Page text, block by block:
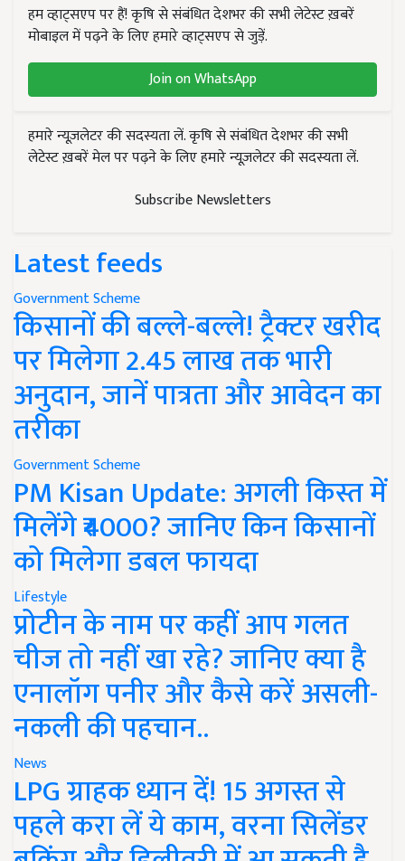
हम व्हाट्सएप पर हैं! कृषि से संबंधित देशभर की सभी लेटेस्ट ख़बरें
मोबाइल में पढ़ने के लिए हमारे व्हाट्सएप से जुड़ें.
Join on WhatsApp
हमारे न्यूज़लेटर की सदस्यता लें. कृषि से संबंधित देशभर की सभी
लेटेस्ट ख़बरें मेल पर पढ़ने के लिए हमारे न्यूज़लेटर की सदस्यता लें.
Subscribe Newsletters
Latest feeds
Government Scheme
किसानों की बल्ले-बल्ले! ट्रैक्टर खरीद
पर मिलेगा 2.45 लाख तक भारी
अनुदान, जानें पात्रता और आवेदन का
तरीका
Government Scheme
PM Kisan Update: अगली किस्त में
मिलेंगे ₹4000? जानिए किन किसानों
को मिलेगा डबल फायदा
Lifestyle
प्रोटीन के नाम पर कहीं आप गलत
चीज तो नहीं खा रहे? जानिए क्या है
एनालॉग पनीर और कैसे करें असली-
नकली की पहचान..
News
LPG ग्राहक ध्यान दें! 15 अगस्त से
पहले करा लें ये काम, वरना सिलेंडर